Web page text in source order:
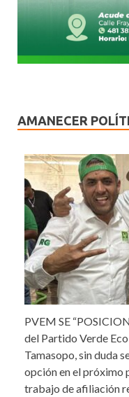
AMANECER
PVEM SE
del Partido Verde
Tamasopo, sin duda
opción en el próximo
trabajo de afiliación